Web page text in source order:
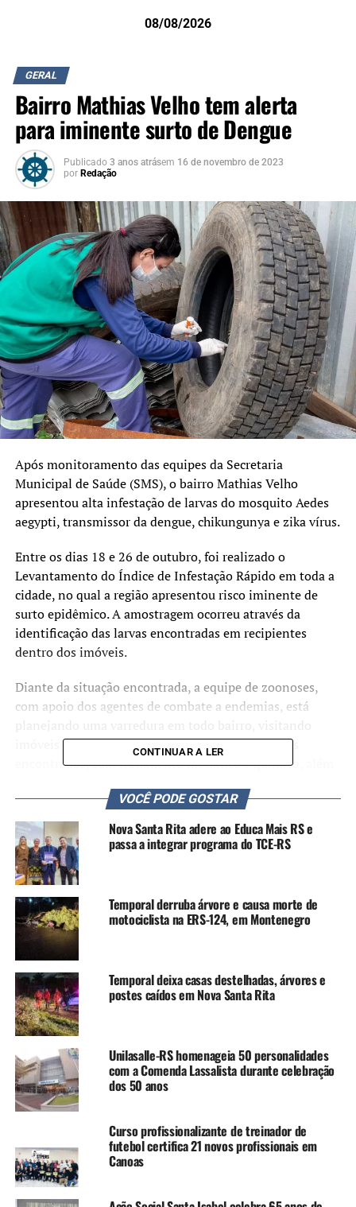
08/08/2026
GERAL
Bairro Mathias Velho tem alerta
para iminente surto de Dengue
Publicado 3 anos atrásem 16 de novembro de 2023
por Redação
Após monitoramento das equipes da Secretaria
Municipal de Saúde (SMS), o bairro Mathias Velho
apresentou alta infestação de larvas do mosquito Aedes
aegypti, transmissor da dengue, chikungunya e zika vírus.
Entre os dias 18 e 26 de outubro, foi realizado o
Levantamento do Índice de Infestação Rápido em toda a
cidade, no qual a região apresentou risco iminente de
surto epidêmico. A amostragem ocorreu através da
identificação das larvas encontradas em recipientes
dentro dos imóveis.
Diante da situação encontrada, a equipe de zoonoses,
com apoio dos agentes de combate a endemias, está
imóveis com o objetivo de eliminar todos os focos
encontrados, com tratamento mecânico e químico, além
Também acontece a coleta das larvas, que são
encaminhadas para identificação em laboratório. O
objetivo das ações é diminuir a infestação do Aedes,
evitando uma possível circulação viral e dificultando o
estabelecimento do ciclo de transmissão no local.
A diretora de Atenção à Vigilância em Saúde da SMS,
Simone Rodrigues, destaca a importância da atenção dos
canoenses para o risco da doença.
“Neste momento, é
fundamental que a
população seja parceira do
poder público no
enfrentamento da dengue.
Os munícipes devem
permitir o acesso dos
agentes aos seus imóveis e
CONTINUAR A LER
VOCÊ PODE GOSTAR
Nova Santa Rita adere ao Educa Mais RS e
passa a integrar programa do TCE-RS
Temporal derruba árvore e causa morte de
motociclista na ERS-124, em Montenegro
Temporal deixa casas destelhadas, árvores e
postes caídos em Nova Santa Rita
Unilasalle-RS homenageia 50 personalidades
com a Comenda Lassalista durante celebração
dos 50 anos
Curso profissionalizante de treinador de
futebol certifica 21 novos profissionais em
Canoas